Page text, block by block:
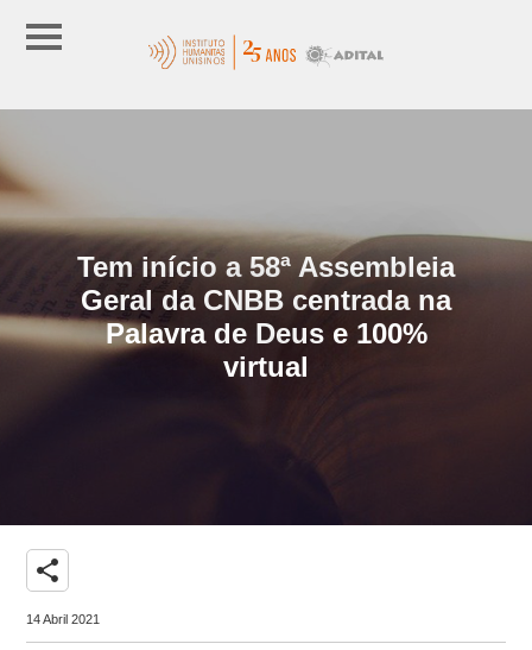
Tem início a 58ª Assembleia
Geral da CNBB centrada na
Palavra de Deus e 100%
virtual
share
14 Abril 2021